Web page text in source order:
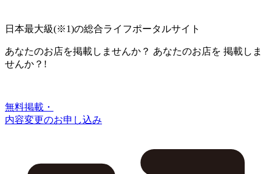
日本最大級(※1)の総合ライフポータルサイト
あなたのお店を掲載しませんか？ あなたのお店を 掲載しま
せんか？!
無料掲載・
内容変更のお申し込み